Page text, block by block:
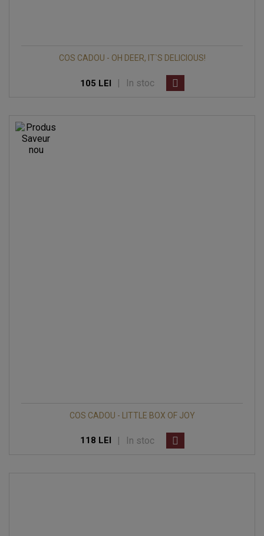
COS CADOU - OH DEER, IT`S DELICIOUS!
105 LEI In stoc
COS CADOU - LITTLE BOX OF JOY
118 LEI | In stoc